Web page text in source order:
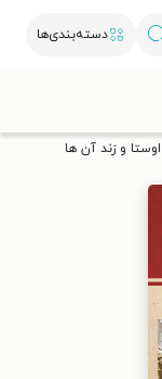
دسته‌بندی‌ها
و زند آن‌ ها